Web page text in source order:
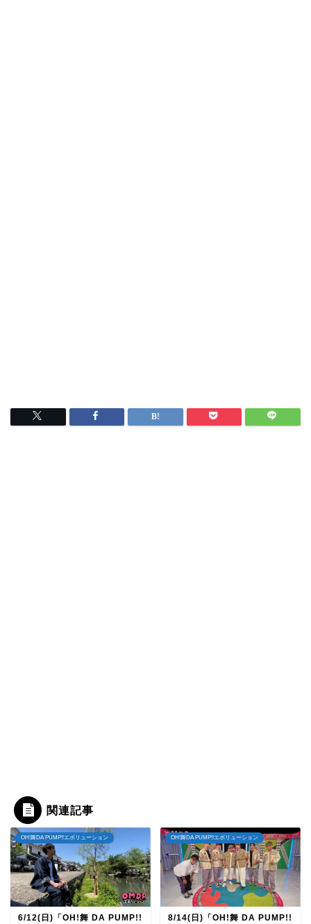
関連記事
OH!舞DA PUMP!!エボリューション
6/12(日)「OH!舞 DA PUMP!!
OH!舞DA PUMP!!エボリューション
8/14(日)「OH!舞 DA PUMP!!